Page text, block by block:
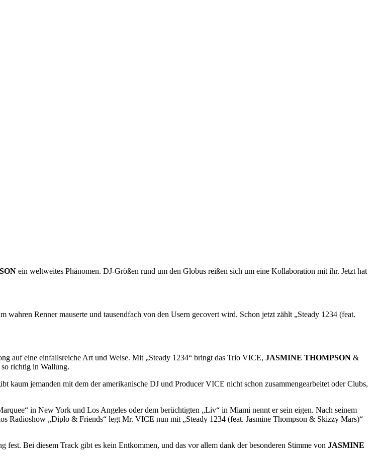
ein weltweites Phänomen. DJ-Größen rund um den Globus reißen sich um eine Kollaboration mit ihr. Jetzt hat
Renner mauserte und tausendfach von den Usern gecovert wird. Schon jetzt zählt „Steady 1234 (feat.
auf eine einfallsreiche Art und Weise. Mit „Steady 1234“ bringt das Trio VICE, JASMINE THOMPSON &
richtig in Wallung.
jemanden mit dem der amerikanische DJ und Producer VICE nicht schon zusammengearbeitet oder Clubs,
in New York und Los Angeles oder dem berüchtigten „Liv“ in Miami nennt er sein eigen. Nach seinem
Radioshow „Diplo & Friends“ legt Mr. VICE nun mit „Steady 1234 (feat. Jasmine Thompson & Skizzy Mars)“
Bei diesem Track gibt es kein Entkommen, und das vor allem dank der besonderen Stimme von JASMINE